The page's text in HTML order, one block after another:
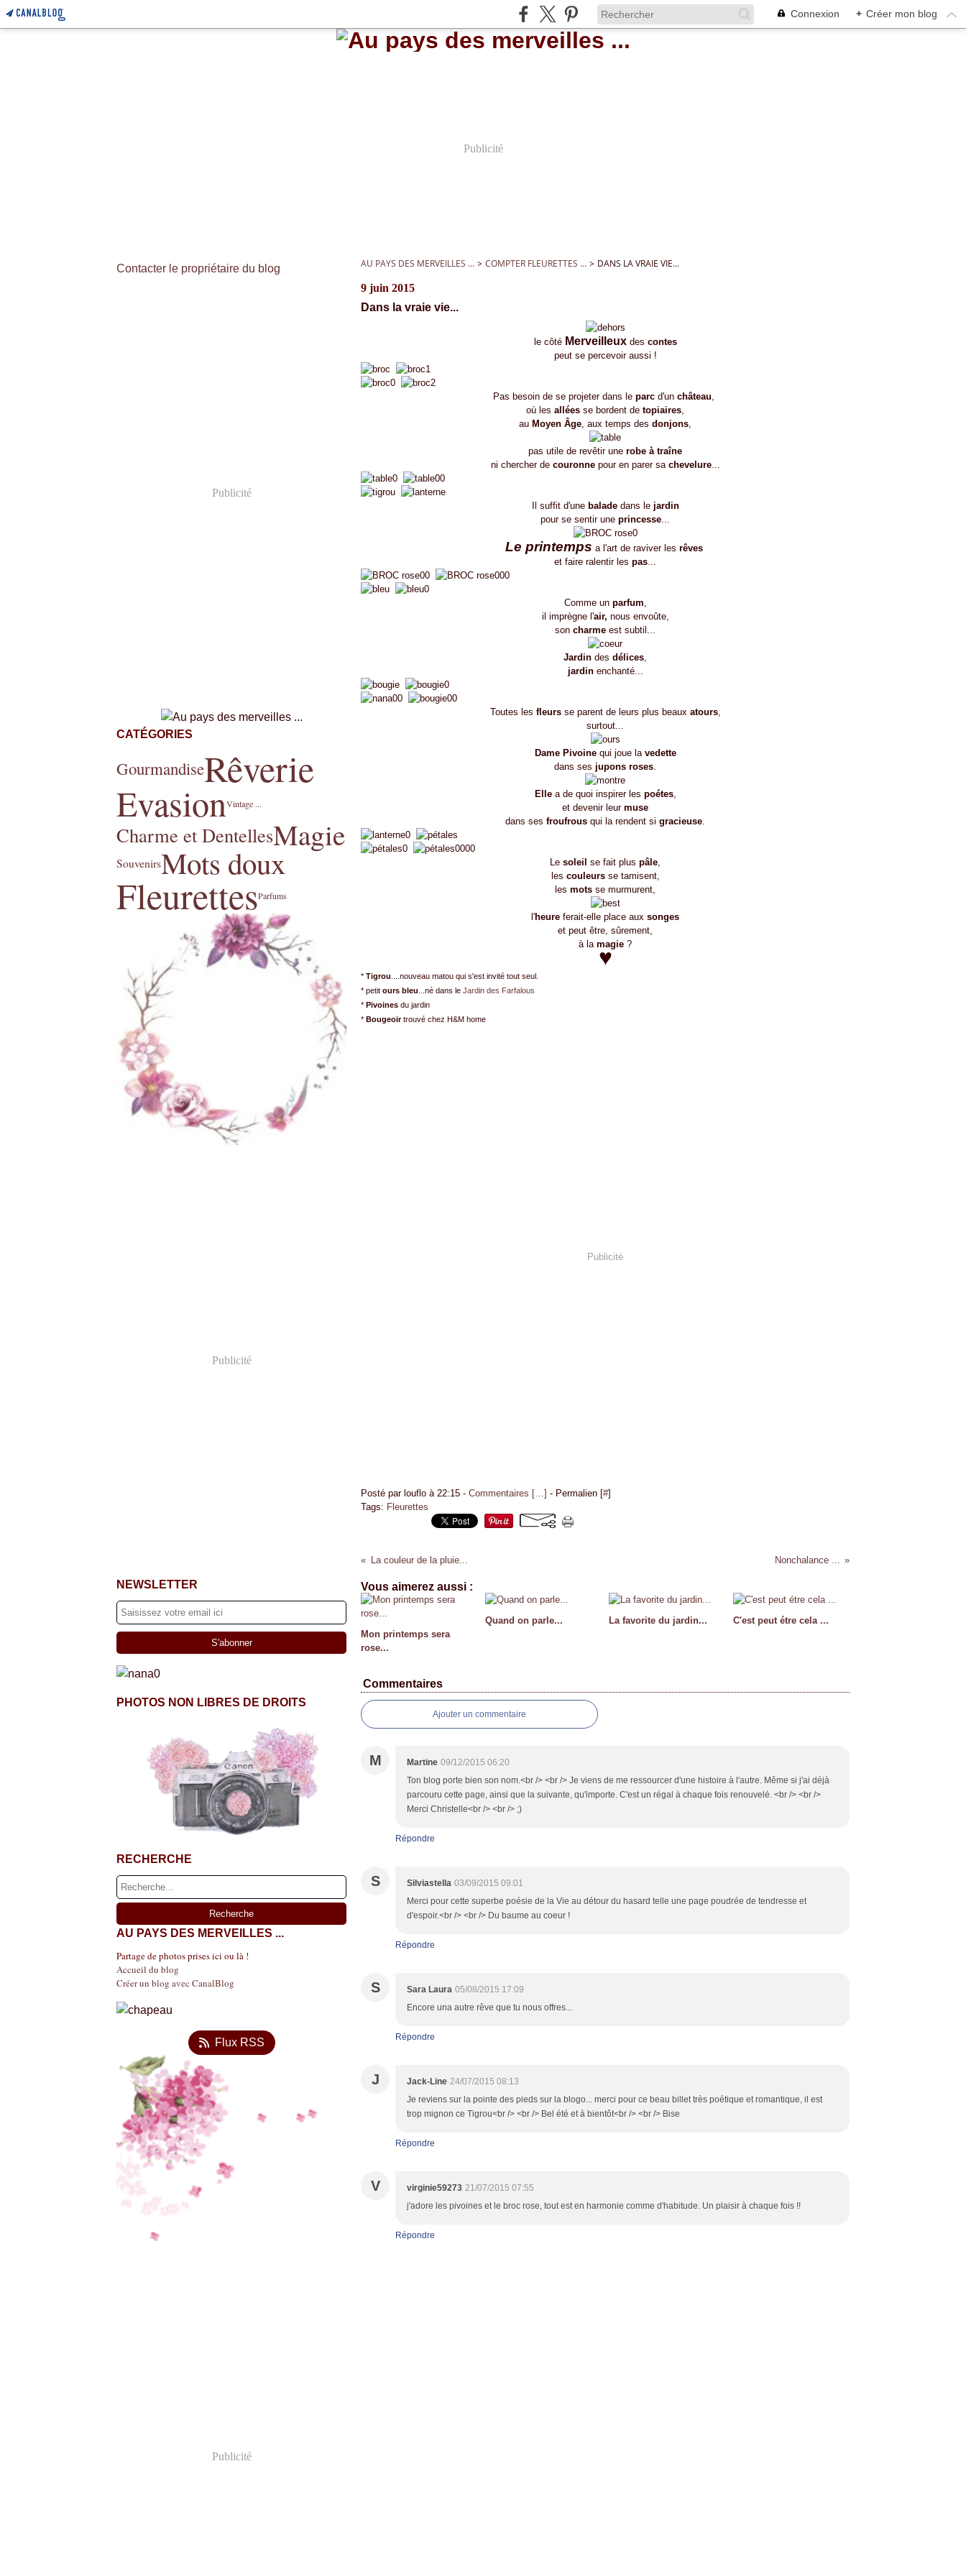
Connexion + Créer mon blog
Publicité
Contacter le propriétaire du blog
Publicité
CATÉGORIES
GourmandiseRêverie
EvasionVintage ...
Charme et DentellesMagie
SouvenirsMots doux
FleurettesParfums
Publicité
NEWSLETTER
PHOTOS NON LIBRES DE DROITS
RECHERCHE
AU PAYS DES MERVEILLES ...
Partage de photos prises ici ou là !
Accueil du blog
Créer un blog avec CanalBlog
Flux RSS
Publicité
AU PAYS DES MERVEILLES ... > COMPTER FLEURETTES ... > DANS LA VRAIE VIE...
9 juin 2015
Dans la vraie vie...
le côté Merveilleuxdes contes
peut se percevoir aussi !
Pas besoin de se projeter dans le parc d'un château,
où les allées se bordent de topiaires,
au Moyen Âge, aux temps des donjons,
pas utile de revêtir une robe à traîne
ni chercher de couronnepour en parer sa chevelure...
Il suffit d'une baladedans lejardin
pour se sentir une princesse...
Le printemps a l'art de raviver les rêves
et faire ralentir les pas...
Comme un parfum,
il imprègne l'air, nous envoûte,
son charme est subtil...
Jardin des délices,
jardinenchanté...
Toutes les fleursse parent de leurs plus beaux atours,
surtout...
Dame Pivoinequi joue lavedette
dans ses jupons roses.
Ellea de quoi inspirer les poétes,
et devenir leur muse
dans ses froufrous qui la rendent si gracieuse.
Le soleil se fait plus pâle,
les couleursse tamisent,
les mots se murmurent,
l'heure ferait-elle place aux songes
et peut être, sûrement,
à la magie ?
♥
* Tigrou ....nouveau matou qui s'est invité tout seul.
* petit ours bleu ...né dans le Jardin des Farfalous
* Pivoines du jardin
* Bougeoirtrouvé chez H&M home
Publicité
Posté par louflo à 22:15 - Commentaires […] - Permalien [#]
Tags: Fleurettes
La couleur de la pluie... Nonchalance ...
Vous aimerez aussi :
Mon printemps sera
rose...
Quand on parle... La favorite du jardin... C'est peut étre cela ...
Commentaires
Ajouter un commentaire
M Martine 09/12/2015 06:20
Ton blog porte bien son nom.<br /> <br /> Je viens de me ressourcer d'une histoire à l'autre. Même si j'ai déjà
parcouru cette page, ainsi que la suivante, qu'importe. C'est un régal à chaque fois renouvelé. <br /> <br />
Merci Christelle<br /> <br /> ;)
Répondre
S Silviastella 03/09/2015 09:01
Merci pour cette superbe poésie de la Vie au détour du hasard telle une page poudrée de tendresse et
d'espoir.<br /> <br /> Du baume au coeur !
Répondre
S Sara Laura 05/08/2015 17:09
Encore una autre rêve que tu nous offres...
Répondre
J Jack-Line 24/07/2015 08:13
Je reviens sur la pointe des pieds sur la blogo... merci pour ce beau billet très poétique et romantique, il est
trop mignon ce Tigrou<br /> <br /> Bel été et à bientôt<br /> <br /> Bise
Répondre
V virginie59273 21/07/2015 07:55
j'adore les pivoines et le broc rose, tout est en harmonie comme d'habitude. Un plaisir à chaque fois !!
Répondre